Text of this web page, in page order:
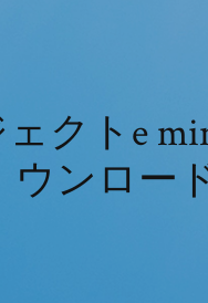
クトe
ウンロー